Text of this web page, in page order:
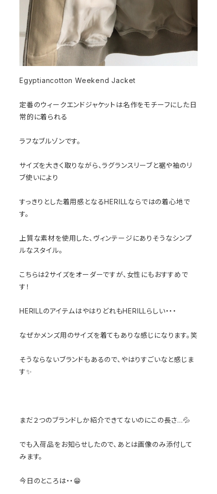
Egyptiancotton Weekend Jacket
定番のウィークエンドジャケットは名作をモチーフにした日
常的に着られる
ラフなブルゾンです。
サイズを大きく取りながら、ラグランスリーブと裾や袖のリ
ブ使いにより
すっきりとした着用感となるHERILLならではの着心地で
す。
上質な素材を使用した、ヴィンテージにありそうなシンプ
ルなスタイル。
こちらは2サイズをオーダーですが、女性にもおすすめで
す！
HERILLのアイテムはやはりどれもHERILLらしい・・・
なぜかメンズ用のサイズを着てもありな感じになります。笑
そうならないブランドもあるので、やはりすごいなと感じま
す✨
まだ２つのブランドしか紹介できてないのにこの長さ…💦
でも入荷品をお知らせしたので、あとは画像のみ添付して
みます。
今日のところは・・😁